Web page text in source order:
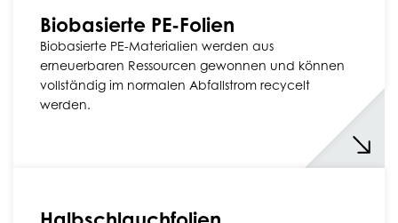
Biobasierte PE-Folien
Biobasierte PE-Materialien werden aus
erneuerbaren Ressourcen gewonnen und können
vollständig im normalen Abfallstrom recycelt
werden.